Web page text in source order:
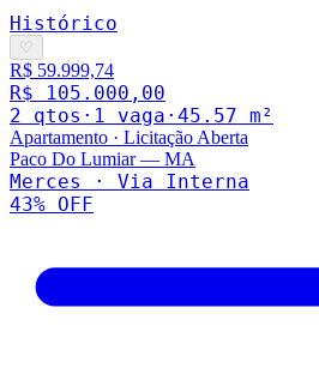
Histórico
♡
R$ 59.999,74
R$ 105.000,00
2 qtos · 1 vaga · 45.57 m²
Apartamento · Licitação Aberta
Paco Do Lumiar— MA
Merces · Via Interna
43% OFF